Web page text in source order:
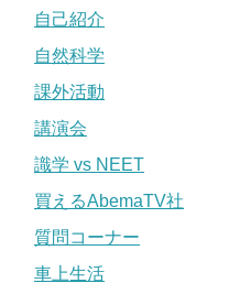
自己紹介
自然科学
課外活動
講演会
識学 vs NEET
買えるAbemaTV社
質問コーナー
車上生活